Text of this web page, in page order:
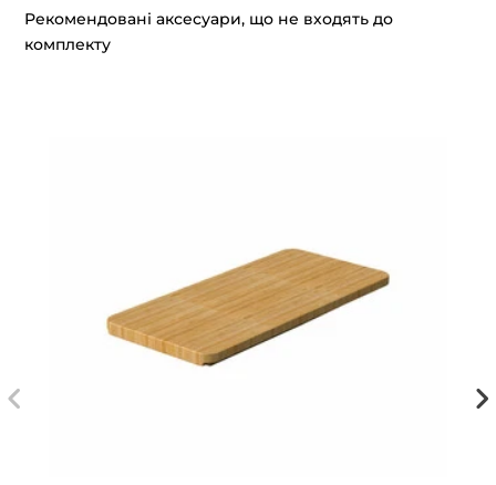
Рекомендовані аксесуари, що не входять до
комплекту